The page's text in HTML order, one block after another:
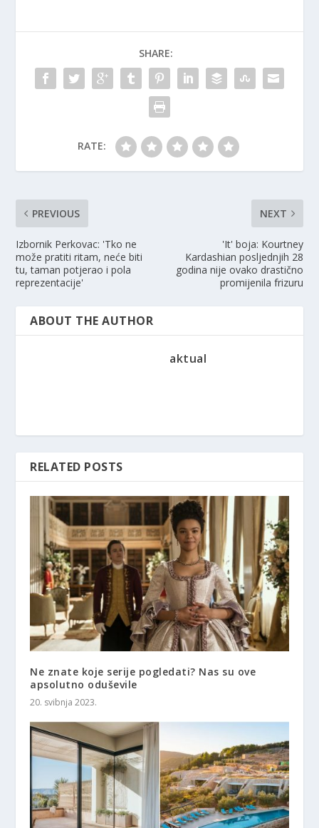
SHARE:
RATE:
PREVIOUS
Izbornik Perkovac: 'Tko ne
može pratiti ritam, neće biti
tu, taman potjerao i pola
reprezentacije'
NEXT
'It' boja: Kourtney
Kardashian posljednjih 28
godina nije ovako drastično
promijenila frizuru
ABOUT THE AUTHOR
aktual
RELATED POSTS
Ne znate koje serije pogledati? Nas su ove
apsolutno oduševile
20. svibnja 2023.